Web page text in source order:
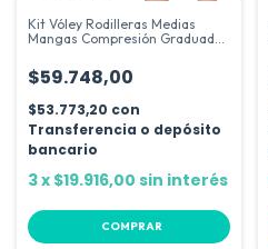
Kit Vóley Rodilleras Medias
Mangas Compresión Graduada
$59.748,00
$53.773,20 con
Transferencia o depósito
bancario
3x $19.916,00 sin interés
COMPRAR